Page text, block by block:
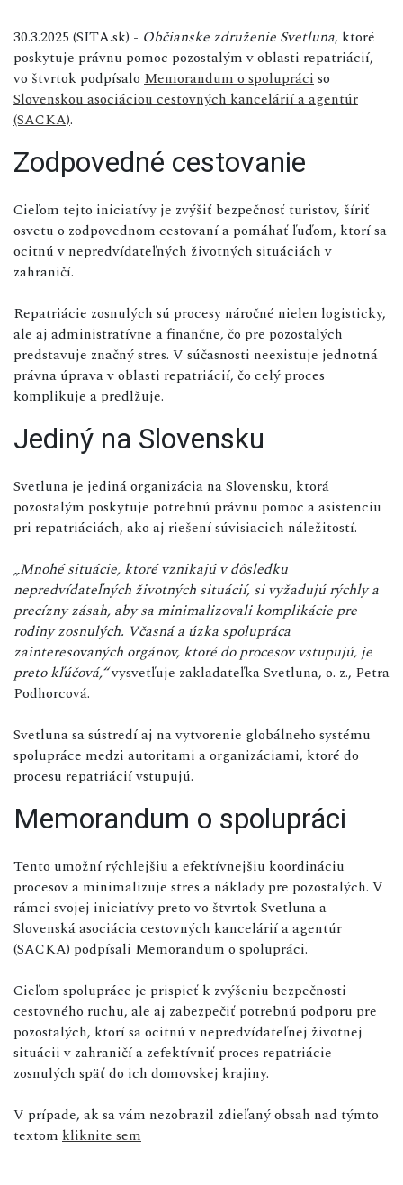
30.3.2025 (SITA.sk) - Občianske združenie Svetluna, ktoré
poskytuje právnu pomoc pozostalým v oblasti repatriácií,
vo štvrtok podpísalo Memorandum o spolupráci so
Slovenskou asociáciou cestovných kancelárií a agentúr
(SACKA).
Zodpovedné cestovanie
Cieľom tejto iniciatívy je zvýšiť bezpečnosť turistov, šíriť
osvetu o zodpovednom cestovaní a pomáhať ľuďom, ktorí sa
ocitnú v nepredvídateľných životných situáciách v
zahraničí.
Repatriácie zosnulých sú procesy náročné nielen logisticky,
ale aj administratívne a finančne, čo pre pozostalých
predstavuje značný stres. V súčasnosti neexistuje jednotná
právna úprava v oblasti repatriácií, čo celý proces
komplikuje a predlžuje.
Jediný na Slovensku
Svetluna je jediná organizácia na Slovensku, ktorá
pozostalým poskytuje potrebnú právnu pomoc a asistenciu
pri repatriáciách, ako aj riešení súvisiacich náležitostí.
„Mnohé situácie, ktoré vznikajú v dôsledku
nepredvídateľných životných situácií, si vyžadujú rýchly a
precízny zásah, aby sa minimalizovali komplikácie pre
rodiny zosnulých. Včasná a úzka spolupráca
zainteresovaných orgánov, ktoré do procesov vstupujú, je
preto kľúčová,“vysvetľuje zakladateľka Svetluna, o. z., Petra
Podhorcová.
Svetluna sa sústredí aj na vytvorenie globálneho systému
spolupráce medzi autoritami a organizáciami, ktoré do
procesu repatriácií vstupujú.
Memorandum o spolupráci
Tento umožní rýchlejšiu a efektívnejšiu koordináciu
procesov a minimalizuje stres a náklady pre pozostalých. V
rámci svojej iniciatívy preto vo štvrtok Svetluna a
Slovenská asociácia cestovných kancelárií a agentúr
(SACKA) podpísali Memorandum o spolupráci.
Cieľom spolupráce je prispieť k zvýšeniu bezpečnosti
cestovného ruchu, ale aj zabezpečiť potrebnú podporu pre
pozostalých, ktorí sa ocitnú v nepredvídateľnej životnej
situácii v zahraničí a zefektívniť proces repatriácie
zosnulých späť do ich domovskej krajiny.
V prípade, ak sa vám nezobrazil zdieľaný obsah nad týmto
textom kliknite sem